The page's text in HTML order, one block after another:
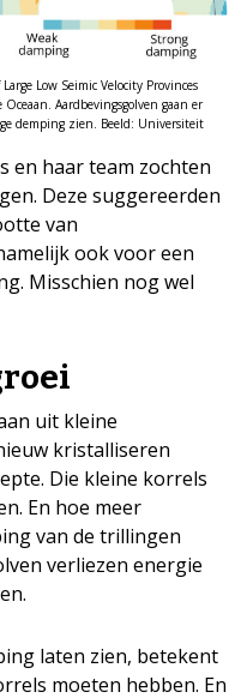
Low Seimic Velocity Provinces
Aardbevingsgolven gaan er
demping zien. Beeld: Universiteit
en haar team zochten
Deze suggereerden
van
ook voor een
Misschien nog wel
uit kleine
kristalliseren
Die kleine korrels
En hoe meer
van de trillingen
verliezen energie
laten zien, betekent
moeten hebben. En